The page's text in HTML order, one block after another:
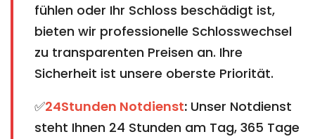
fühlen oder Ihr Schloss beschädigt ist,
bieten wir professionelle Schlosswechsel
zu transparenten Preisen an. Ihre
Sicherheit ist unsere oberste Priorität.
✅24Stunden Notdienst: Unser Notdienst
steht Ihnen 24 Stunden am Tag, 365 Tage